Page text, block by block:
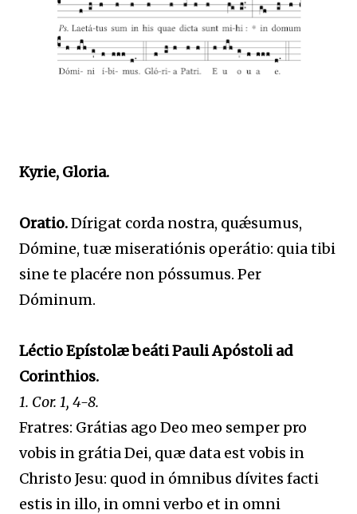
Kyrie, Gloria.
Oratio.Dírigat corda nostra, quǽsumus,
Dómine, tuæ miseratiónis operátio: quia tibi
sine te placére non póssumus. Per
Dóminum.
Léctio Epístolæ beáti Pauli Apóstoli ad
Corinthios.
1. Cor. 1, 4-8.
Fratres: Grátias ago Deo meo semper pro
vobis in grátia Dei, quæ data est vobis in
Christo Jesu: quod in ómnibus dívites facti
estis in illo, in omni verbo et in omni